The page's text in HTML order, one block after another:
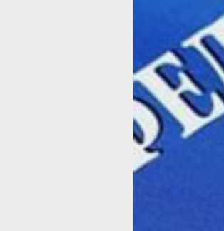
практическом
особенностями
- Не только в
жизни вообще -
транспорте и так
суток нужны, -
Председатель
Памфилова
за шесть дней до
процедура
заявила, что
несколько дней
и скопления
Глава
ЦИК, главам
просьбой в